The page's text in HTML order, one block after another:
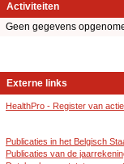
Activiteiten
Geen gegevens
Externe links
HealthPro - Register van
Publicaties in het Belgisch
Publicaties van de